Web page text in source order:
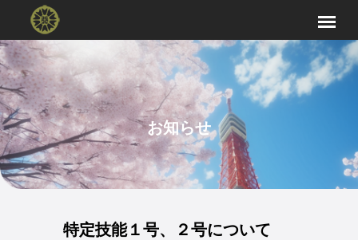
お知らせ
特定技能１号、２号について